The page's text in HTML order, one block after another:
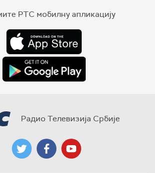
РТС мобилну апликацију
Радио Телевизија Србије